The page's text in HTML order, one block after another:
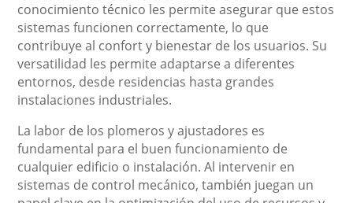
conocimiento técnico les permite asegurar que estos
sistemas funcionen correctamente, lo que
contribuye al confort y bienestar de los usuarios. Su
versatilidad les permite adaptarse a diferentes
entornos, desde residencias hasta grandes
instalaciones industriales.
La labor de los plomeros y ajustadores es
fundamental para el buen funcionamiento de
cualquier edificio o instalación. Al intervenir en
sistemas de control mecánico, también juegan un